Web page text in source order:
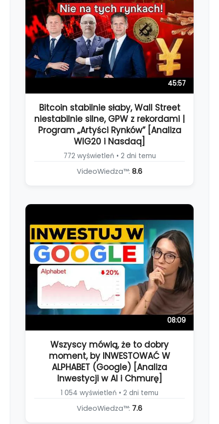
45:57
Bitcoin stabilnie słaby, Wall Street
niestabilnie silne, GPW z rekordami |
Program „Artyści Rynków” [Analiza
WIG20 i Nasdaq]
772 wyświetleń • 2 dni temu
VideoWiedza™: 8.6
08:09
Wszyscy mówią, że to dobry
moment, by INWESTOWAĆ W
ALPHABET (Google) [Analiza
Inwestycji w AI i Chmurę]
1 054 wyświetleń • 2 dni temu
VideoWiedza™: 7.6